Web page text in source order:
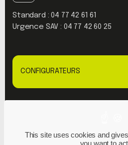
Standard : 04 77 42 61 61
Urgence SAV : 04 77 42 60 25
CONFIGURATEURS
This site uses cookies and
you want to